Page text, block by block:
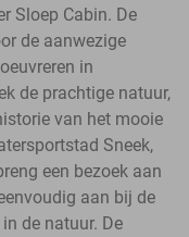
Sloep Cabin. De
de aanwezige
in
de prachtige natuur,
van het mooie
Sneek,
een bezoek aan
aan bij de
de natuur. De